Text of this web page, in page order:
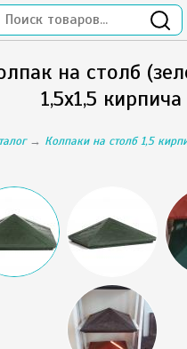
на столб
1,5х1,5 кирпича
→ Колпаки на столб 1,5